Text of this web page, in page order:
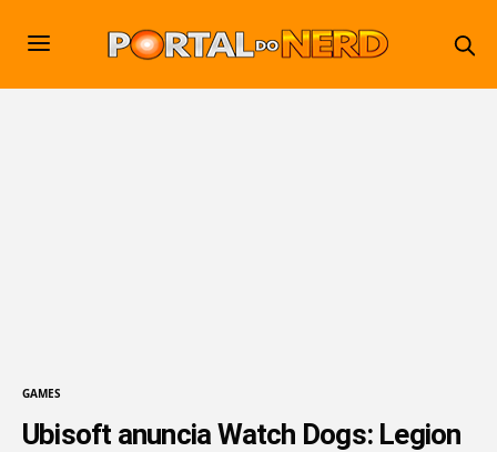
GAMES
Ubisoft anuncia Watch Dogs: Legion